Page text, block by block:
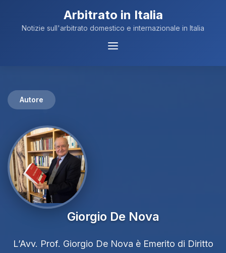
Arbitrato in Italia
Notizie sull'arbitrato domestico e internazionale in Italia
Menu
Autore
Giorgio De Nova
L’Avv. Prof. Giorgio De Nova è Emerito di Diritto